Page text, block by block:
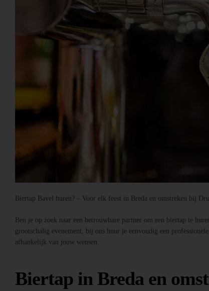
Biertap Bavel huren? – Voor elk feest in Breda en omstreken bij
Ben je op zoek naar een betrouwbare partner om een biertap te
grootschalig evenement, bij ons huur je eenvoudig een
afhankelijk van jouw wensen.
Biertap in Breda en